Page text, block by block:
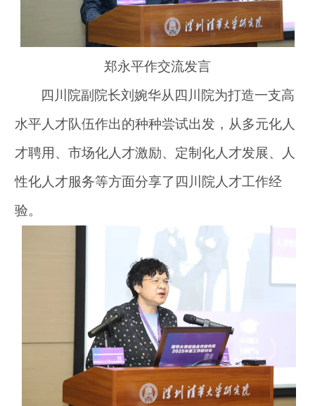
郑永平作交流发言
四川院副院长刘婉华从四川院为打造一支高
水平人才队伍作出的种种尝试出发，从多元化人
才聘用、市场化人才激励、定制化人才发展、人
性化人才服务等方面分享了四川院人才工作经
验。